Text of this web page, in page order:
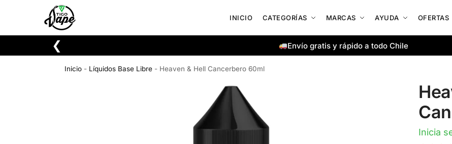
INICIO CATEGORÍAS MARCAS AYUDA OFERTAS
Buscar
❮ Envío gratis y rápido a todo Chile
Inicio - Líquidos Base Libre - Heaven & Hell Cancerbero 60ml
Inicia